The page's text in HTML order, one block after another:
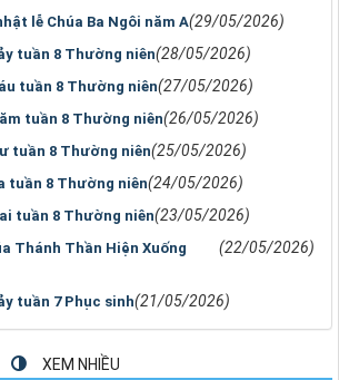
lễ Chúa Ba Ngôi năm A(29/05/2026)
tuần 8 Thường niên(28/05/2026)
tuần 8 Thường niên(27/05/2026)
tuần 8 Thường niên(26/05/2026)
tuần 8 Thường niên(25/05/2026)
tuần 8 Thường niên(24/05/2026)
tuần 8 Thường niên(23/05/2026)
Thánh Thần Hiện Xuống
(22/05/2026)
tuần 7 Phục sinh(21/05/2026)
XEM NHIỀU